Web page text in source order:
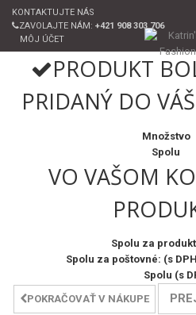
KONTAKTUJTE NÁS
ZAVOLAJTE NÁM: +421 908 303 706
MÔJ ÚČET
PRODUKT
PRIDANÝ DO
Množstvo
Spolu
VO VAŠOM
Spolu za
Spolu za poštovné: (s
Spolu (s
POKRAČOVAŤ V NÁKUPE